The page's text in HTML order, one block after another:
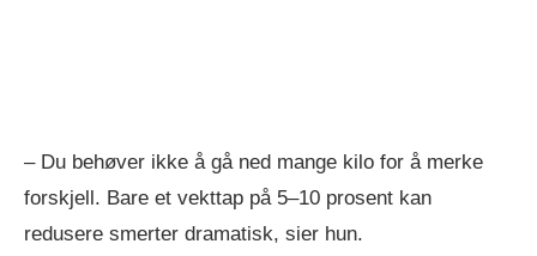
– Du behøver ikke å gå ned mange kilo for å merke
forskjell. Bare et vekttap på 5–10 prosent kan
redusere smerter dramatisk, sier hun.